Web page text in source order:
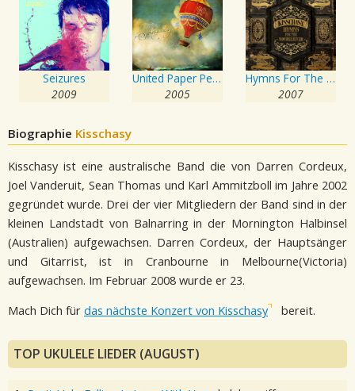
Seizures
2009
United Paper People
2005
Hymns For The Non Believer
2007
Biographie Kisschasy
Kisschasy ist eine australische Band die von Darren Cordeux,
Joel Vanderuit, Sean Thomas und Karl Ammitzboll im Jahre 2002
gegründet wurde. Drei der vier Mitgliedern der Band sind in der
kleinen Landstadt von Balnarring in der Mornington Halbinsel
(Australien) aufgewachsen. Darren Cordeux, der Hauptsänger
und Gitarrist, ist in Cranbourne in Melbourne(Victoria)
aufgewachsen. Im Februar 2008 wurde er 23.
Mach Dich für das nächste Konzert von Kisschasy bereit.
TOP UKULELE LIEDER (AUGUST)